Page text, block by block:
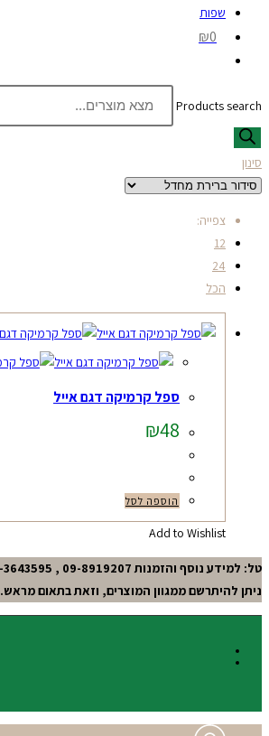
שפות
₪0
Products search
סינון
צפייה:
12
24
הכל
ספל קרמיקה דגם אייל
₪48
הוספה לסל
Add to Wishlist
טל: למידע נוסף והזמנות 09-8919207 , 050-3643595 חיה. מושב חרות,גוש תל-מונד.
ניתן להיתרשם ממגוון המוצרים, וזאת בתאום מראש.